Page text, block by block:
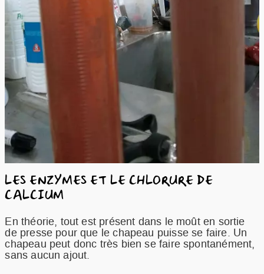
LES ENZYMES ET LE CHLORURE DE
CALCIUM
En théorie, tout est présent dans le moût en sortie
de presse pour que le chapeau puisse se faire. Un
chapeau peut donc très bien se faire spontanément,
sans aucun ajout.